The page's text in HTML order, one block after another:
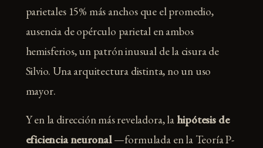
parietales 15% más anchos que el promedio,
ausencia de opérculo parietal en ambos
hemisferios, un patrón inusual de la cisura de
Silvio. Una arquitectura distinta, no un uso
mayor.
Y en la dirección más reveladora, la hipótesis de
eficiencia neuronal—formulada en la Teoría P-